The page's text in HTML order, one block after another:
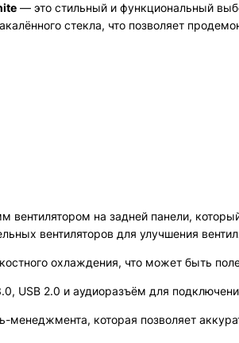
— это стильный и функциональный
стекла, что позволяет
на задней панели,
вентиляторов для улучшения
охлаждения, что может быть
USB 2.0 и аудиоразъём для
которая позволяет